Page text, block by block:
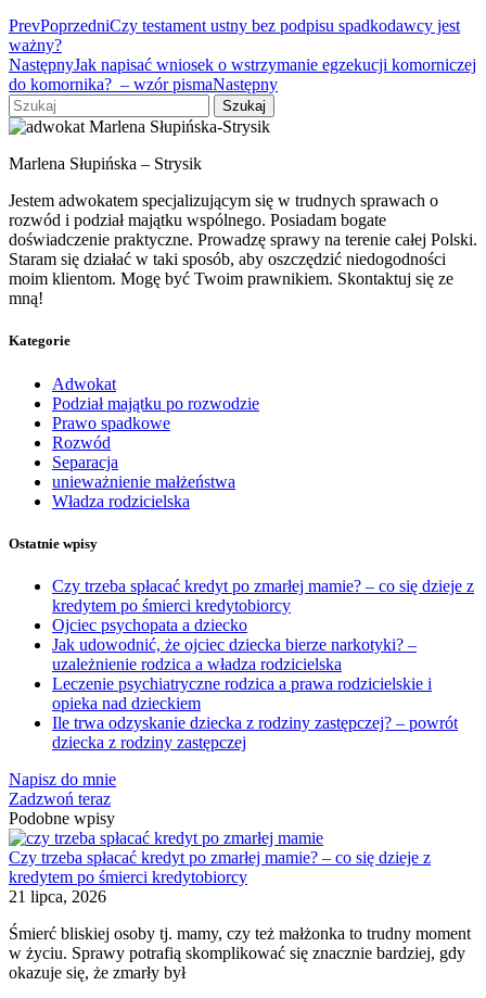
PrevPoprzedniCzy testament ustny bez podpisu spadkodawcy jest
ważny?
NastępnyJak napisać wniosek o wstrzymanie egzekucji komorniczej
do komornika? – wzór pismaNastępny
Szukaj
Marlena Słupińska – Strysik
Jestem adwokatem specjalizującym się w trudnych sprawach o
rozwód i podział majątku wspólnego. Posiadam bogate
doświadczenie praktyczne. Prowadzę sprawy na terenie całej Polski.
Staram się działać w taki sposób, aby oszczędzić niedogodności
moim klientom. Mogę być Twoim prawnikiem. Skontaktuj się ze
mną!
Kategorie
Adwokat
Podział majątku po rozwodzie
Prawo spadkowe
Rozwód
Separacja
unieważnienie małżeństwa
Władza rodzicielska
Ostatnie wpisy
Czy trzeba spłacać kredyt po zmarłej mamie? – co się dzieje z
kredytem po śmierci kredytobiorcy
Ojciec psychopata a dziecko
Jak udowodnić, że ojciec dziecka bierze narkotyki? –
uzależnienie rodzica a władza rodzicielska
Leczenie psychiatryczne rodzica a prawa rodzicielskie i
opieka nad dzieckiem
Ile trwa odzyskanie dziecka z rodziny zastępczej? – powrót
dziecka z rodziny zastępczej
Napisz do mnie
Zadzwoń teraz
Podobne wpisy
Czy trzeba spłacać kredyt po zmarłej mamie? – co się dzieje z
kredytem po śmierci kredytobiorcy
21 lipca, 2026
Śmierć bliskiej osoby tj. mamy, czy też małżonka to trudny moment
w życiu. Sprawy potrafią skomplikować się znacznie bardziej, gdy
okazuje się, że zmarły był